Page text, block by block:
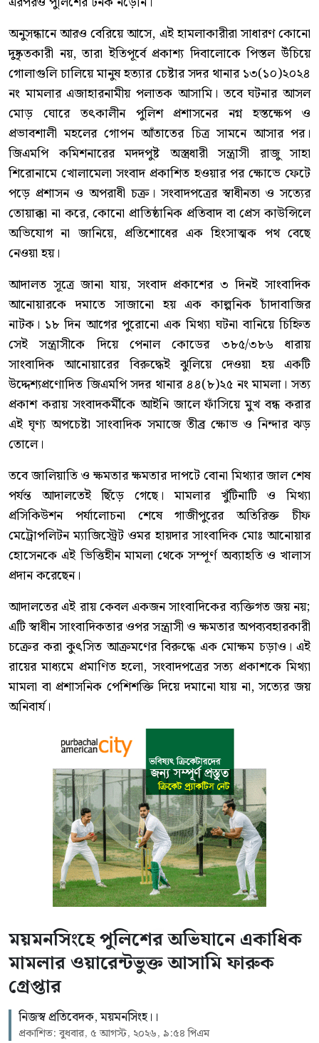
অনুসন্ধানে আরও বেরিয়ে আসে, এই হামলাকারীরা সাধারণ কোনো
দুষ্কৃতকারী নয়, তারা ইতিপূর্বে প্রকাশ্য দিবালোকে পিস্তল উঁচিয়ে
গোলাগুলি চালিয়ে মানুষ হত্যার চেষ্টার সদর থানার ১৩(১০)২০২৪
নং মামলার এজাহারনামীয় পলাতক আসামি। তবে ঘটনার আসল
মোড় ঘোরে তৎকালীন পুলিশ প্রশাসনের নগ্ন হস্তক্ষেপ ও
প্রভাবশালী মহলের গোপন আঁতাতের চিত্র সামনে আসার পর।
জিএমপি কমিশনারের মদদপুষ্ট অস্ত্রধারী সন্ত্রাসী রাজু সাহা
শিরোনামে খোলামেলা সংবাদ প্রকাশিত হওয়ার পর ক্ষোভে ফেটে
পড়ে প্রশাসন ও অপরাধী চক্র। সংবাদপত্রের স্বাধীনতা ও সত্যের
তোয়াক্কা না করে, কোনো প্রাতিষ্ঠানিক প্রতিবাদ বা প্রেস কাউন্সিলে
অভিযোগ না জানিয়ে, প্রতিশোধের এক হিংসাত্মক পথ বেছে
নেওয়া হয়।
আদালত সূত্রে জানা যায়, সংবাদ প্রকাশের ৩ দিনই সাংবাদিক
আনোয়ারকে দমাতে সাজানো হয় এক কাল্পনিক চাঁদাবাজির
নাটক। ১৮ দিন আগের পুরোনো এক মিথ্যা ঘটনা বানিয়ে চিহ্নিত
সেই সন্ত্রাসীকে দিয়ে পেনাল কোডের ৩৮৫/৩৮৬ ধারায়
সাংবাদিক আনোয়ারের বিরুদ্ধেই ঝুলিয়ে দেওয়া হয় একটি
উদ্দেশ্যপ্রণোদিত জিএমপি সদর থানার ৪৪(৮)২৫ নং মামলা। সত্য
প্রকাশ করায় সংবাদকর্মীকে আইনি জালে ফাঁসিয়ে মুখ বন্ধ করার
এই ঘৃণ্য অপচেষ্টা সাংবাদিক সমাজে তীব্র ক্ষোভ ও নিন্দার ঝড়
তোলে।
তবে জালিয়াতি ও ক্ষমতার ক্ষমতার দাপটে বোনা মিথ্যার জাল শেষ
পর্যন্ত আদালতেই ছিঁড়ে গেছে। মামলার খুঁটিনাটি ও মিথ্যা
প্রসিকিউশন পর্যালোচনা শেষে গাজীপুরের অতিরিক্ত চীফ
মেট্রোপলিটন ম্যাজিস্ট্রেট ওমর হায়দার সাংবাদিক মোঃ আনোয়ার
হোসেনকে এই ভিত্তিহীন মামলা থেকে সম্পূর্ণ অব্যাহতি ও খালাস
প্রদান করেছেন।
আদালতের এই রায় কেবল একজন সাংবাদিকের ব্যক্তিগত জয় নয়;
এটি স্বাধীন সাংবাদিকতার ওপর সন্ত্রাসী ও ক্ষমতার অপব্যবহারকারী
চক্রের করা কুৎসিত আক্রমণের বিরুদ্ধে এক মোক্ষম চড়াও। এই
রায়ের মাধ্যমে প্রমাণিত হলো, সংবাদপত্রের সত্য প্রকাশকে মিথ্যা
মামলা বা প্রশাসনিক পেশিশক্তি দিয়ে দমানো যায় না, সত্যের জয়
অনিবার্য।
ময়মনসিংহে পুলিশের অভিযানে একাধিক
মামলার ওয়ারেন্টভুক্ত আসামি ফারুক
গ্রেপ্তার
নিজস্ব প্রতিবেদক, ময়মনসিংহ।।
প্রকাশিত: বুধবার, ৫ আগস্ট, ২০২৬, ৯:৫৪ পিএম